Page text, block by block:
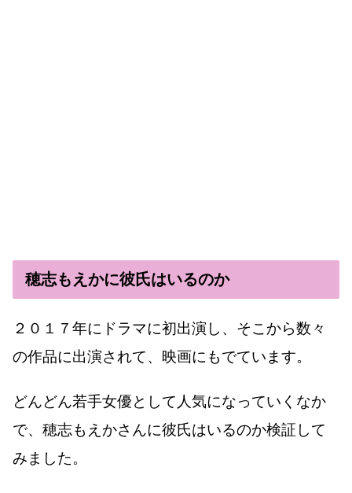
穂志もえかに彼氏はいるのか
２０１７年にドラマに初出演し、そこから数々
の作品に出演されて、映画にもでています。
どんどん若手女優として人気になっていくなか
で、穂志もえかさんに彼氏はいるのか検証して
みました。